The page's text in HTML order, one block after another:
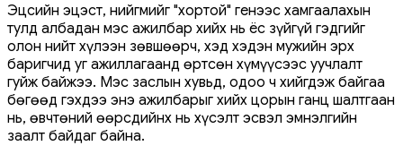
Эцсийн эцэст, нийгмийг "хортой" генээс хамгаалахын
тулд албадан мэс ажилбар хийх нь ёс зүйгүй гэдгийг
олон нийт хүлээн зөвшөөрч, хэд хэдэн мужийн эрх
баригчид уг ажиллагаанд өртсөн хүмүүсээс уучлалт
гуйж байжээ. Мэс заслын хувьд, одоо ч хийгдэж байгаа
бөгөөд гэхдээ энэ ажилбарыг хийх цорын ганц шалтгаан
нь, өвчтөний өөрсдийнх нь хүсэлт эсвэл эмнэлгийн
заалт байдаг байна.